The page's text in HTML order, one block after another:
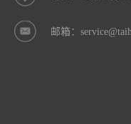
邮箱：